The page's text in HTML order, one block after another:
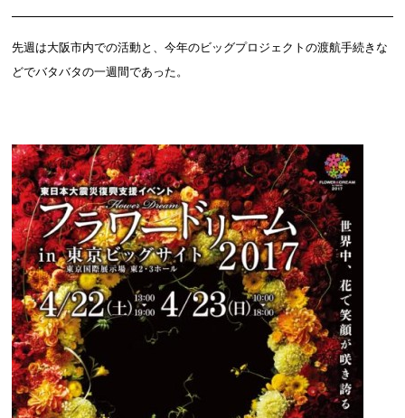
先週は大阪市内での活動と、今年のビッグプロジェクトの渡航手続きな
どでバタバタの一週間であった。